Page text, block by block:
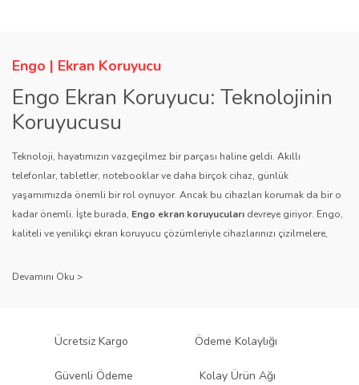
Engo | Ekran Koruyucu
Engo Ekran Koruyucu: Teknolojinin
Koruyucusu
Teknoloji, hayatımızın vazgeçilmez bir parçası haline geldi. Akıllı
telefonlar, tabletler, notebooklar ve daha birçok cihaz, günlük
yaşamımızda önemli bir rol oynuyor. Ancak bu cihazları korumak da bir o
kadar önemli. İşte burada, Engo ekran koruyucuları devreye giriyor. Engo,
kaliteli ve yenilikçi ekran koruyucu çözümleriyle cihazlarınızı çizilmelere,
sağlıyor.
Engo ekran koruyucuları
, uzun yıllara dayanan tecrübesi ve teknolojiye
ürününü titiz bir kalite kontrol sürecinden geçirir. Kullanıcı dostu tasarımı
Ücretsiz Kargo Ödeme Kolaylığı
Güvenli Ödeme Kolay Ürün Ağı